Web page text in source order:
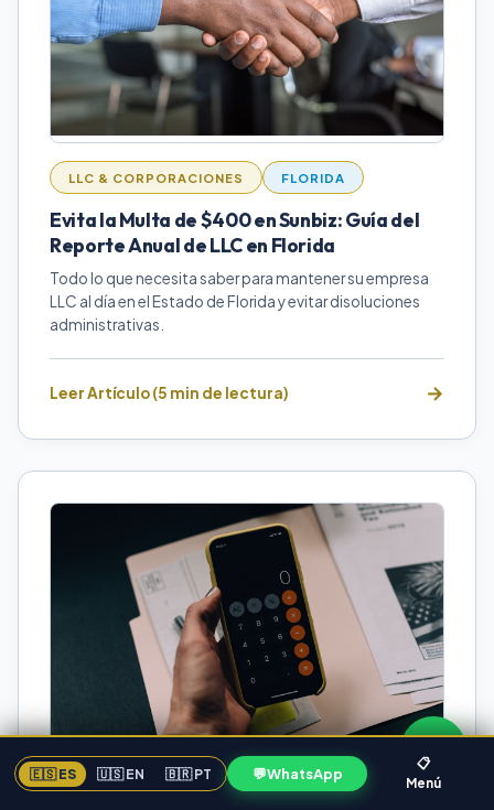
LLC & CORPORACIONES FLORIDA
Evita la Multa de $400 en Sunbiz: Guía del
Reporte Anual de LLC en Florida
Todo lo que necesita saber para mantener su empresa
LLC al día en el Estado de Florida y evitar disoluciones
administrativas.
Leer Artículo (5 min de lectura)
🇪🇸 ES 🇺🇸 EN 🇧🇷 PT 💬WhatsApp
📋
Menú